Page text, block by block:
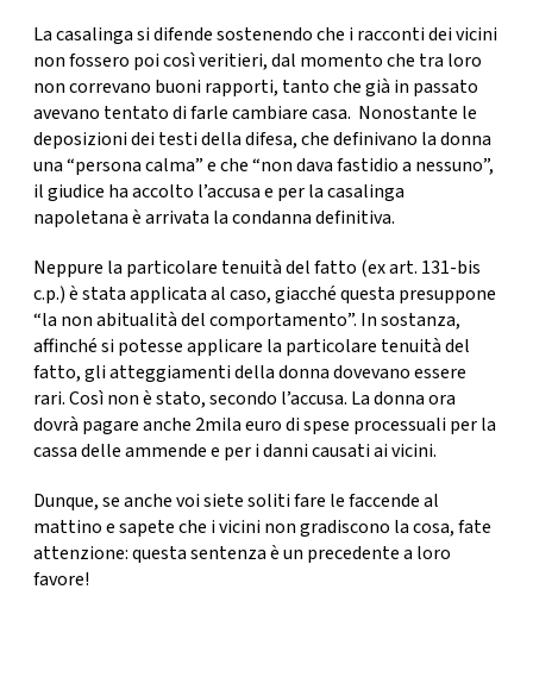
La casalinga si difende sostenendo che i racconti dei vicini
non fossero poi così veritieri, dal momento che tra loro
non correvano buoni rapporti, tanto che già in passato
avevano tentato di farle cambiare casa. Nonostante le
deposizioni dei testi della difesa, che definivano la donna
una “persona calma” e che “non dava fastidio a nessuno”,
il giudice ha accolto l’accusa e per la casalinga
napoletana è arrivata la condanna definitiva.
Neppure la particolare tenuità del fatto (ex art. 131-bis
c.p.) è stata applicata al caso, giacché questa presuppone
“la non abitualità del comportamento”. In sostanza,
affinché si potesse applicare la particolare tenuità del
fatto, gli atteggiamenti della donna dovevano essere
rari. Così non è stato, secondo l’accusa. La donna ora
dovrà pagare anche 2mila euro di spese processualiper la
cassa delle ammende e per i danni causati ai vicini.
Dunque, se anche voi siete soliti fare le faccende al
mattino e sapete che i vicini non gradiscono la cosa, fate
attenzione: questa sentenza è un precedente a loro
favore!